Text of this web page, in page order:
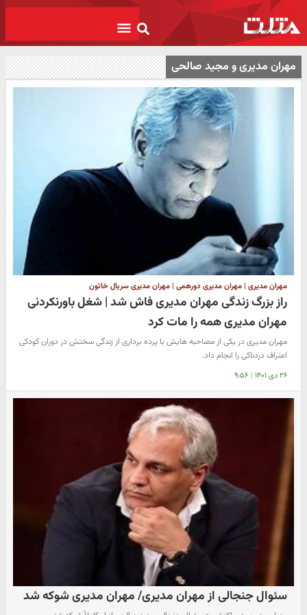
مهران مدیری و مجید صالحی
مهران مدیری | مهران مدیری دورهمی | مهران مدیری سریال خاتون
راز بزرگ زندگی مهران مدیری فاش شد | شغل باورنکردنی
مهران مدیری همه را مات کرد
مهران مدیری در یکی از مصاحبه هایش با پرده برداری از زندگی سختش در دوران کودکی
اعتراف دردناکی را انجام داد.
۲۶ دی ۱۴۰۱ | ۹:۵۶
سئوال جنجالی از مهران مدیری/ مهران مدیری شوکه شد